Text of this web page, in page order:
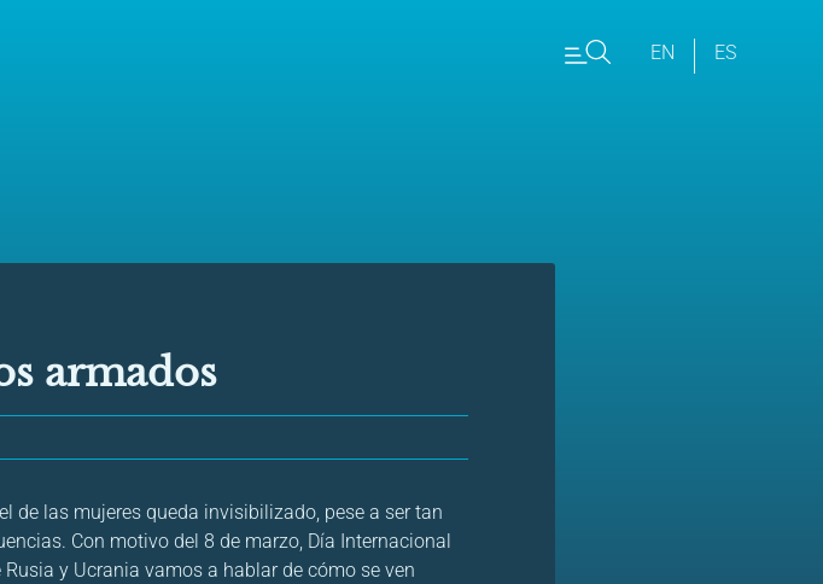
EN ES
armados
de las mujeres queda invisibilizado, pese a ser tan
Con motivo del 8 de marzo, Día Internacional
y Ucrania vamos a hablar de cómo se ven